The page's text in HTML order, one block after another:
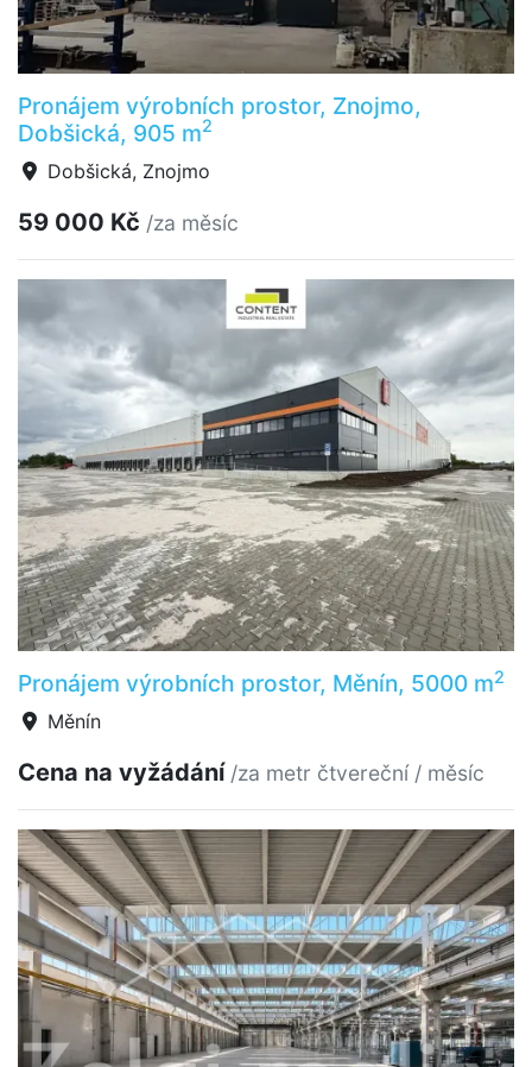
Pronájem výrobních prostor, Znojmo,
Dobšická, 905 m2
Dobšická, Znojmo
59 000 Kč /za měsíc
Pronájem výrobních prostor, Měnín, 5000 m2
Měnín
Cena na vyžádání /za metr čtvereční / měsíc